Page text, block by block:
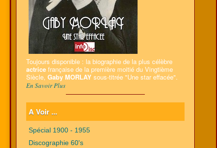
Toujours disponible : la biographie de la plus célèbre
actrice française de la première moitié du Vingtième
Siècle, Gaby MORLAY sous-titrée "Une star effacée".
En Savoir Plus
A Voir ...
Spécial 1900 - 1955
Discographie 60's